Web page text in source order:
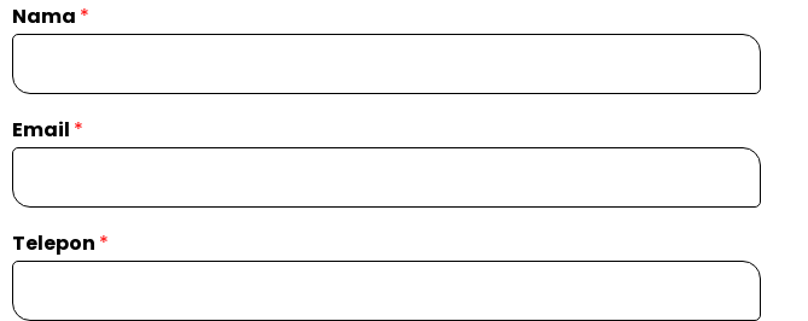
Nama *
Email *
Telepon *